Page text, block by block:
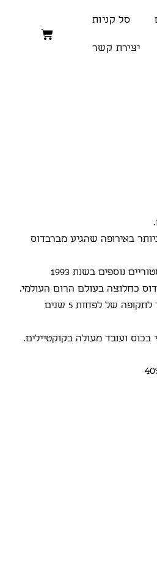
סל קניות
יצירת קשר
הרום המוכר ביותר באירופה שהגיע מברבדוס
משפחת סיל קנתה את המותג דורליס לצד מותגים היסטוריים נוספים בשנת 1993
כחלוצה בעולם הרום העולמי.
בקבוק זה של דורליס 5 שנים, התיישן באקלים הטרופי לתקופה של לפחות 5 שנים
בכוס ועובד מעולה בקוקטיילים.